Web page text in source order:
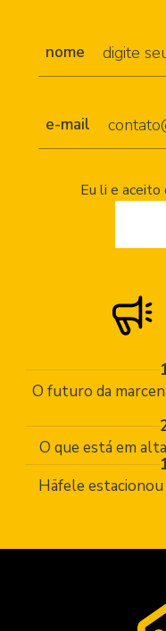
O futuro da
O que está em
Häfele
nome
e-mail
Eu li e aceito